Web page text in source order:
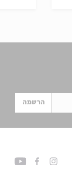
הרשמה